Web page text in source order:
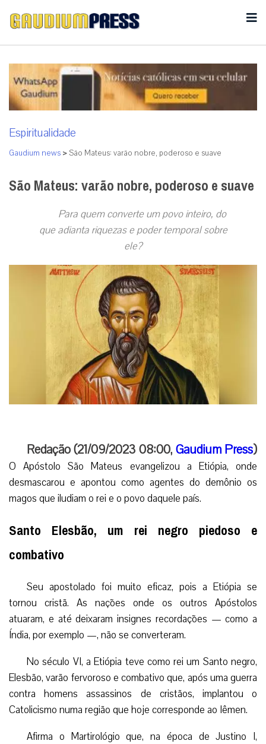
Espiritualidade
Gaudium news >São Mateus: varão nobre, poderoso e suave
São Mateus: varão nobre, poderoso e suave
Para quem converte um povo inteiro, do
que adianta riquezas e poder temporal sobre
ele?
Redação (21/09/2023 08:00, Gaudium Press)
O Apóstolo São Mateus evangelizou a Etiópia, onde
desmascarou e apontou como agentes do demônio os
magos que iludiam o rei e o povo daquele país.
Santo Elesbão, um rei negro piedoso e
combativo
Seu apostolado foi muito eficaz, pois a Etiópia se
tornou cristã. As nações onde os outros Apóstolos
atuaram, e até deixaram insignes recordações — como a
Índia, por exemplo —, não se converteram.
No século VI, a Etiópia teve como rei um Santo negro,
Elesbão, varão fervoroso e combativo que, após uma guerra
contra homens assassinos de cristãos, implantou o
Catolicismo numa região que hoje corresponde ao Iêmen.
Afirma o Martirológio que, na época de Justino I,